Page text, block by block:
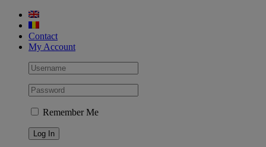
Skip
contentContact
My Account
Remember Me